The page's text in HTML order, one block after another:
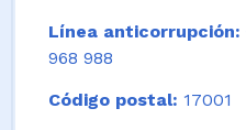
Línea anticorrupción:
968 988
Código postal: 17001